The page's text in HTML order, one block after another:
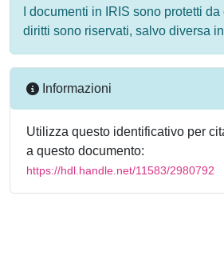
I documenti in IRIS sono protetti
diritti sono riservati, salvo diversa
Informazioni
Utilizza questo identificativo per
a questo documento:
https://hdl.handle.net/11583/2980792